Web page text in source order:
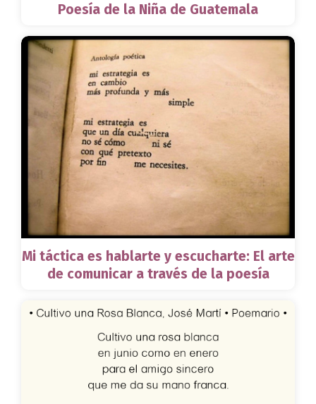
Poesía de la Niña de Guatemala
Mi táctica es hablarte y escucharte: El arte
de comunicar a través de la poesía